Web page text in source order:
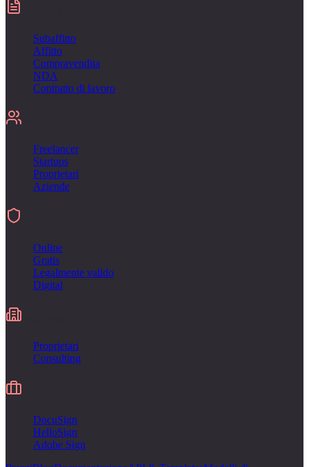
Subaffitto
Affitto
Compravendita
NDA
Contratto di lavoro
Freelancer
Startups
Proprietari
Aziende
Online
Gratis
Legalmente valido
Digital
Proprietari
Consulting
DocuSign
HelloSign
Adobe Sign